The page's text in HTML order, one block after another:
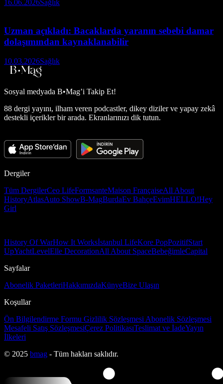
16.06.2026Sağlık
Uzman açıkladı: Bacaklarda yaranın sebebi damar
dolaşımından kaynaklanabilir
10.03.2026Sağlık
Sosyal medyada B•Mag’i Takip Et!
88 dergi yayını, ilham veren podcastler, dikey diziler ve yapay zekâ
destekli içerikler bir arada. Ekranlarınızı dik tutun.
Dergiler
Tüm DergilerCeo LifeFormsanteMaison FrançaiseAll About
HistoryAtlasAuto ShowB-MagBurdaEv BahçeEvimHELLO!Hey
Girl
History Of WarHow It Worksİstanbul LifeKore PopPozitifStart
UpYachtLevelElle DecorationAll About SpaceBebeğimleCapital
Sayfalar
Abonelik PaketleriHakkımızdaKünyeBize Ulaşın
Koşullar
Ön Bilgilendirme Formu Gizlilik Sözleşmesi Abonelik Sözleşmesi
Mesafeli Satış SözleşmesiÇerez PolitikasıTeslimat ve İadeYayın
İlkeleri
© 2025 bmag - Tüm hakları saklıdır.